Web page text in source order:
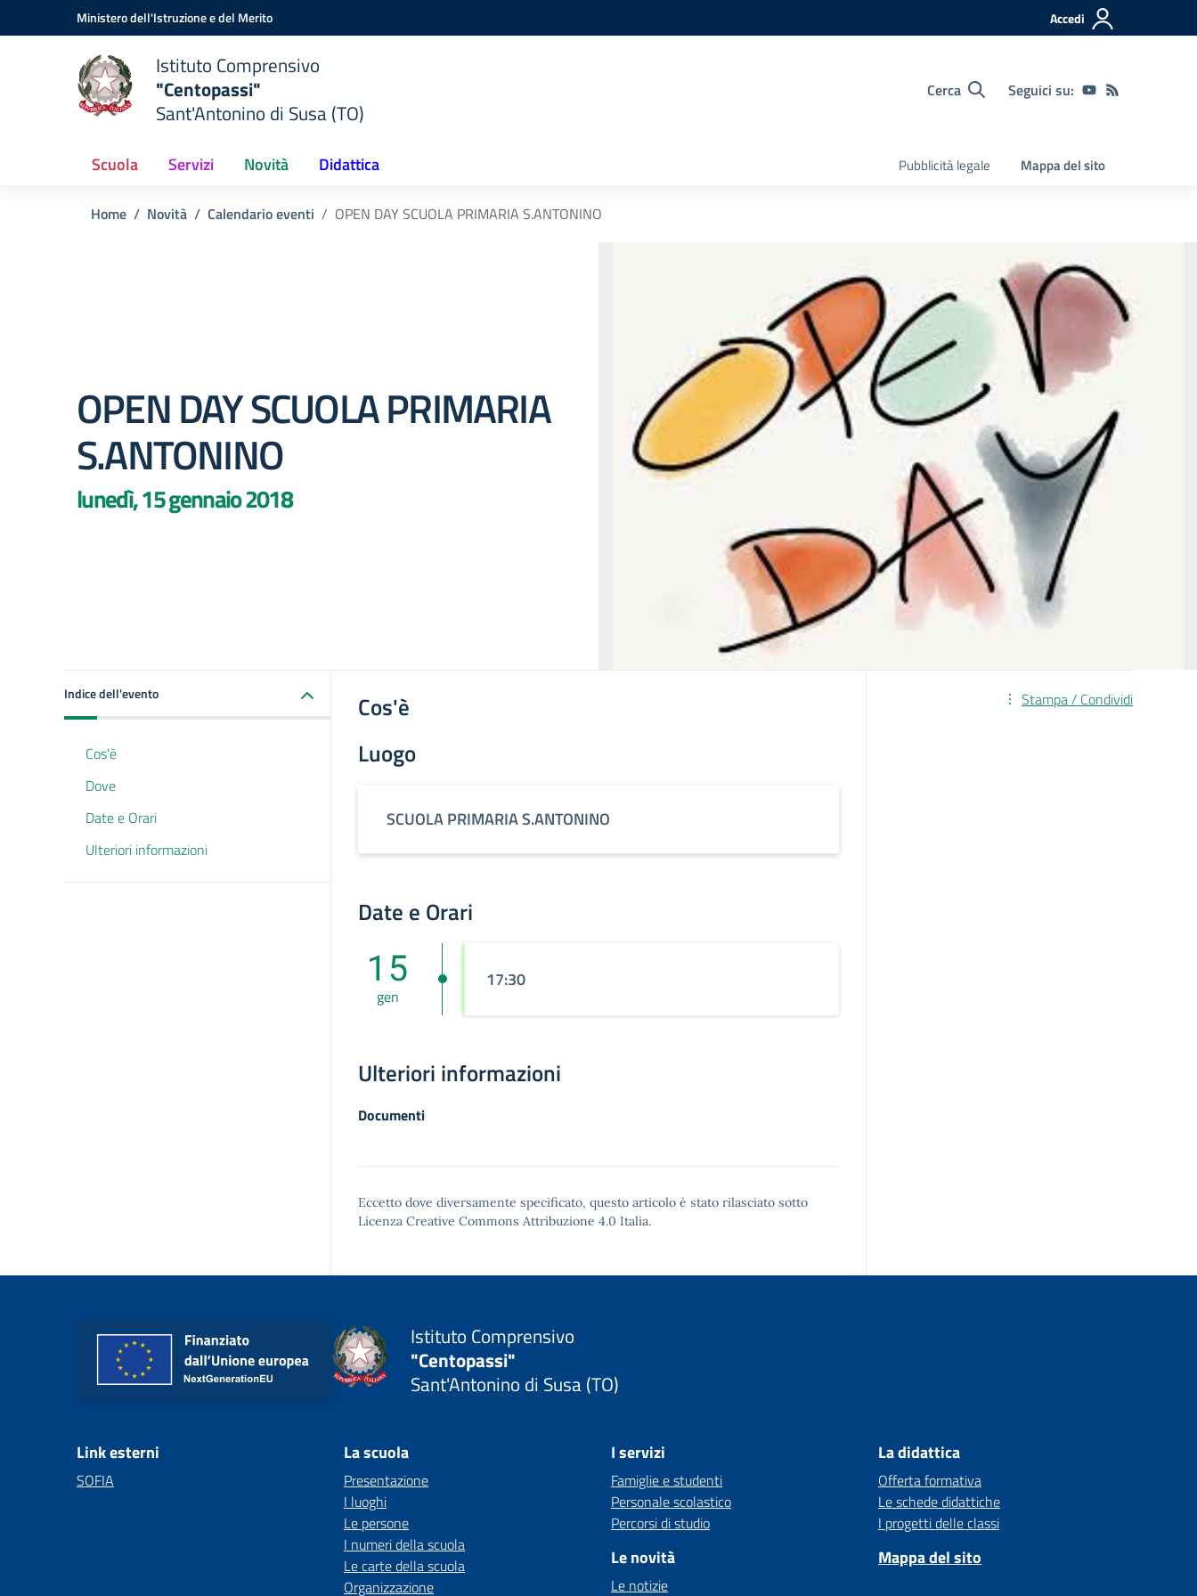
Vai ai contenuti
Vai al menu di navigazioneMinistero dell'Istruzione e del Merito Accedi
Istituto Comprensivo
"Centopassi"
Sant'Antonino di Susa (TO)
Cerca Seguici su:
Scuola Servizi Novità Didattica Pubblicità legale Mappa del sito
Home Novità Calendario eventi OPEN DAY SCUOLA PRIMARIA S.ANTONINO
OPEN DAY SCUOLA PRIMARIA
S.ANTONINO
lunedì, 15 gennaio 2018
Indice dell'evento
Cos'è
Dove
Date e Orari
Ulteriori informazioni
Cos'è
Luogo
SCUOLA PRIMARIA S.ANTONINO
Date e Orari
15
gen
17:30
Ulteriori informazioni
Documenti
Eccetto dove diversamente specificato, questo articolo è stato rilasciato sotto
Licenza Creative Commons Attribuzione 4.0 Italia.
Stampa / Condividi
Istituto Comprensivo
"Centopassi"
Sant'Antonino di Susa (TO)
Link esterni
SOFIA
La scuola
Presentazione
I luoghi
Le persone
I numeri della scuola
Le carte della scuola
Organizzazione
I servizi
Famiglie e studenti
Personale scolastico
Percorsi di studio
Le novità
Le notizie
La didattica
Offerta formativa
Le schede didattiche
I progetti delle classi
Mappa del sito